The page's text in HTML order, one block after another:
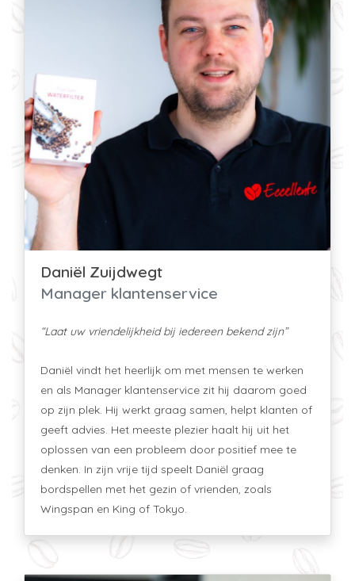
Daniël Zuijdwegt
Manager klantenservice
“Laat uw vriendelijkheid bij iedereen bekend zijn”
Daniël vindt het heerlijk om met mensen te werken
en als Manager klantenservice zit hij daarom goed
op zijn plek. Hij werkt graag samen, helpt klanten of
geeft advies. Het meeste plezier haalt hij uit het
oplossen van een probleem door positief mee te
denken. In zijn vrije tijd speelt Daniël graag
bordspellen met het gezin of vrienden, zoals
Wingspan en King of Tokyo.